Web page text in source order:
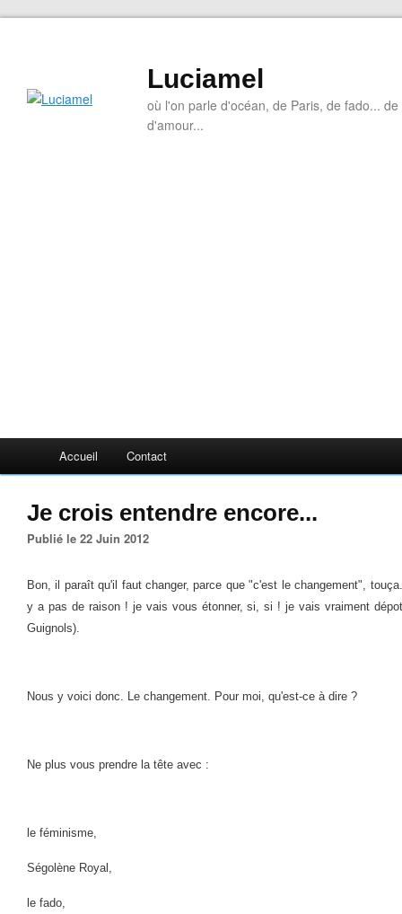
Luciamel
où l'on parle d'océan, de Paris, de fado...
d'amour...
Accueil Contact
Je crois entendre encore...
Publié le 22 Juin 2012
Bon, il paraît qu'il faut changer, parce que "c'est le changement",
y a pas de raison ! je vais vous étonner, si, si ! je vais vraiment
Guignols).
Nous y voici donc. Le changement. Pour moi, qu'est-ce à dire ?
Ne plus vous prendre la tête avec :
le féminisme,
Ségolène Royal,
le fado,